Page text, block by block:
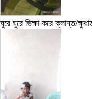
ঘুরে ঘুরে ভিক্ষা করে ক্লান্ত/